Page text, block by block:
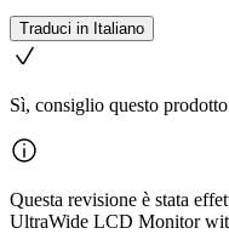
Traduci in Italiano
Sì, consiglio questo prodotto
Questa revisione è stata
UltraWide LCD Monitor